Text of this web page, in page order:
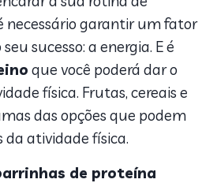
necessário garantir um fator
sucesso: a energia. E é
que você poderá dar o
física. Frutas, cereais e
das opções que podem
da atividade física.
de proteína